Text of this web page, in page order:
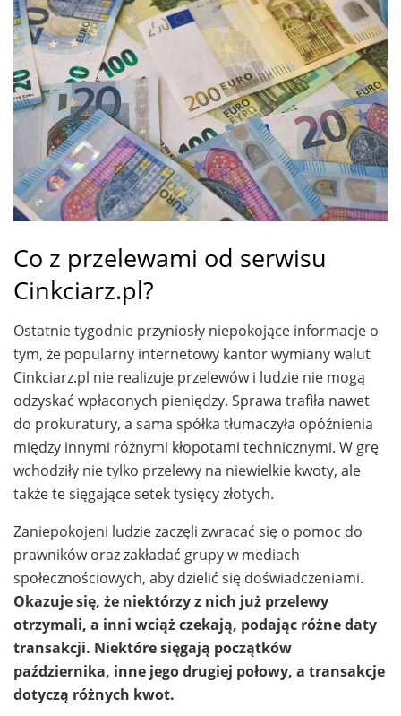
Co z przelewami od serwisu
Cinkciarz.pl?
Ostatnie tygodnie przyniosły niepokojące informacje o
tym, że popularny internetowy kantor wymiany walut
Cinkciarz.pl nie realizuje przelewów i ludzie nie mogą
odzyskać wpłaconych pieniędzy. Sprawa trafiła nawet
do prokuratury, a sama spółka tłumaczyła opóźnienia
między innymi różnymi kłopotami technicznymi. W grę
wchodziły nie tylko przelewy na niewielkie kwoty, ale
także te sięgające setek tysięcy złotych.
Zaniepokojeni ludzie zaczęli zwracać się o pomoc do
prawników oraz zakładać grupy w mediach
społecznościowych, aby dzielić się doświadczeniami.
Okazuje się, że niektórzy z nich już przelewy
otrzymali, a inni wciąż czekają, podając różne daty
transakcji. Niektóre sięgają początków
października, inne jego drugiej połowy, a transakcje
dotyczą różnych kwot.